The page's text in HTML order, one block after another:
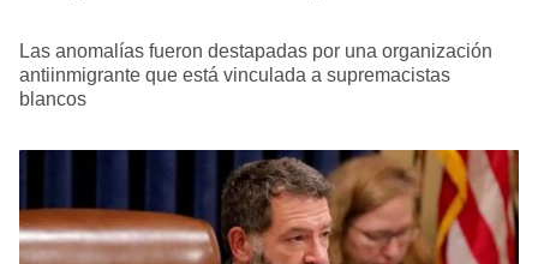
Las anomalías fueron destapadas por una organización
antiinmigrante que está vinculada a supremacistas
blancos